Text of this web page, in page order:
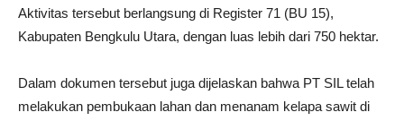
Aktivitas tersebut berlangsung di Register 71 (BU 15),
Kabupaten Bengkulu Utara, dengan luas lebih dari 750 hektar.
Dalam dokumen tersebut juga dijelaskan bahwa PT SIL telah
melakukan pembukaan lahan dan menanam kelapa sawit di